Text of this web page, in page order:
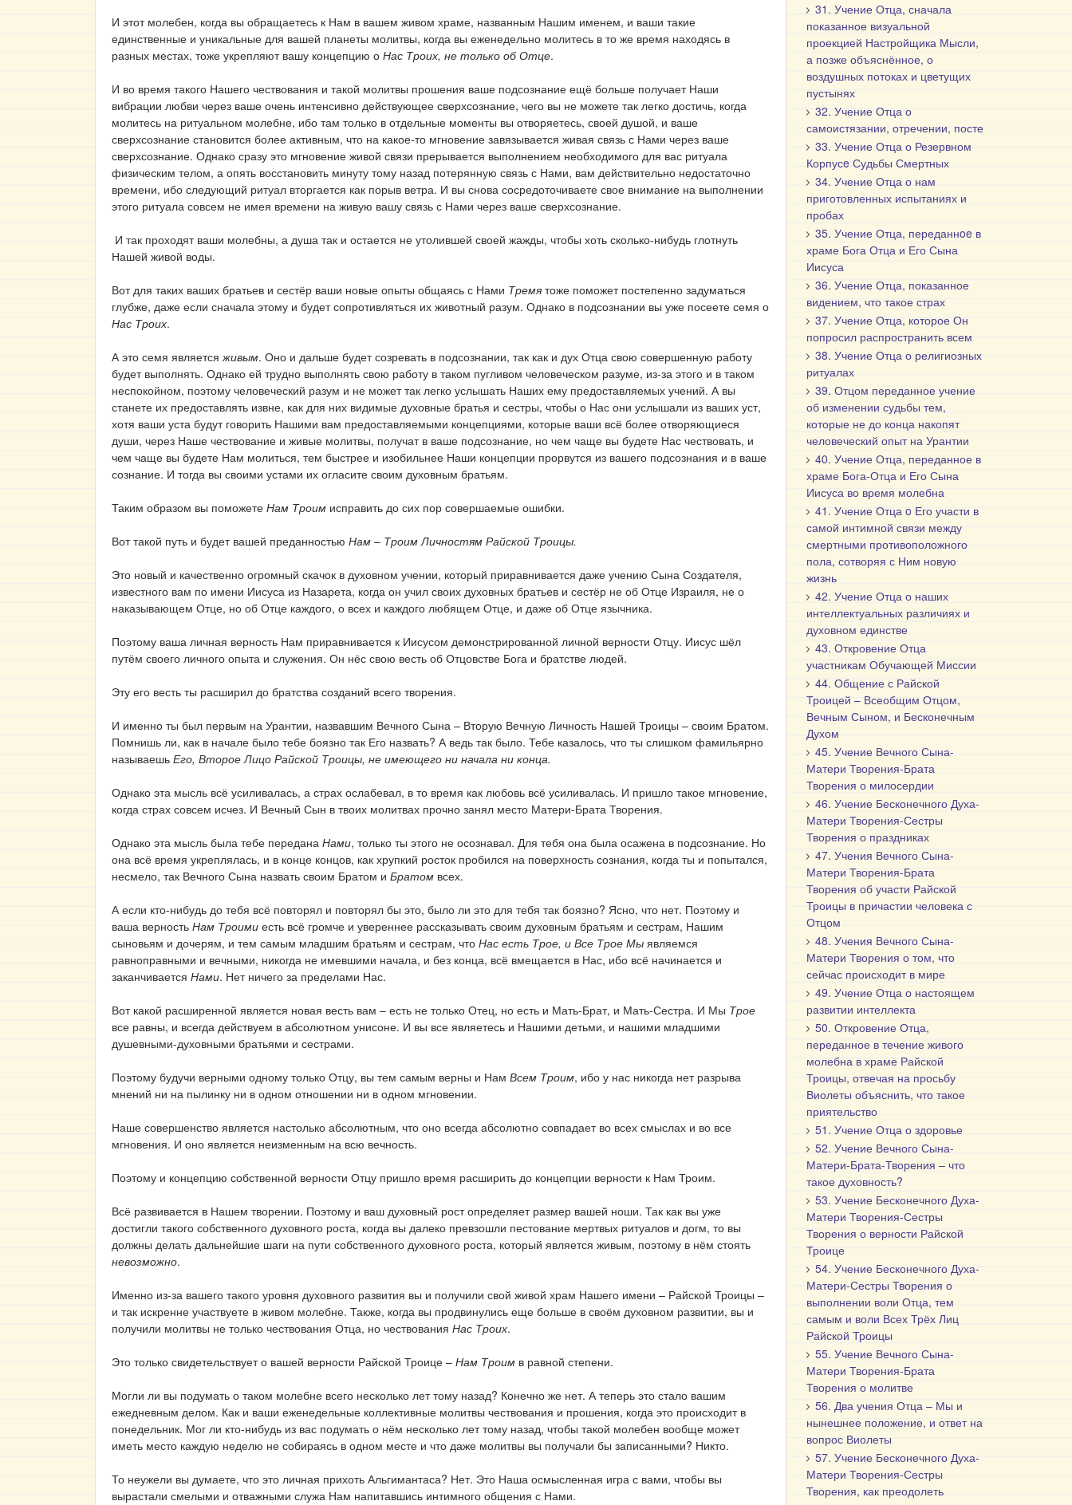
И этот молебен, когда вы обращаетесь к Нам в вашем живом храме, названным Нашим именем, и ваши такие
единственные и уникальные для вашей планеты молитвы, когда вы еженедельно молитесь в то же время находясь в
разных местах, тоже укрепляют вашу концепцию о Нас Троих, не только об Отце.
И во время такого Нашего чествования и такой молитвы прошения ваше подсознание ещё больше получает Наши
вибрации любви через ваше очень интенсивно действующее сверхсознание, чего вы не можете так легко достичь, когда
молитесь на ритуальном молебне, ибо там только в отдельные моменты вы отворяетесь, своей душой, и ваше
сверхсознание становится более активным, что на какое-то мгновение завязывается живая связь с Нами через ваше
сверхсознание. Однако сразу это мгновение живой связи прерывается выполнением необходимого для вас ритуала
физическим телом, а опять восстановить минуту тому назад потерянную связь с Нами, вам действительно недостаточно
времени, ибо следующий ритуал вторгается как порыв ветра. И вы снова сосредоточиваете свое внимание на выполнении
этого ритуала совсем не имея времени на живую вашу связь с Нами через ваше сверхсознание.
И так проходят ваши молебны, а душа так и остается не утолившей своей жажды, чтобы хоть сколько-нибудь глотнуть
Нашей живой воды.
Вот для таких ваших братьев и сестёр ваши новые опыты общаясь с Нами Тремя тоже поможет постепенно задуматься
глубже, даже если сначала этому и будет сопротивляться их животный разум. Однако в подсознании вы уже посеете семя о
Нас Троих.
А это семя являетсяживым. Оно и дальше будет созревать в подсознании, так как и дух Отца свою совершенную работу
будет выполнять. Однако ей трудно выполнять свою работу в таком пугливом человеческом разуме, из-за этого и в таком
неспокойном, поэтому человеческий разум и не может так легко услышать Наших ему предоставляемых учений. А вы
станете их предоставлять извне, как для них видимые духовные братья и сестры, чтобы о Нас они услышали из ваших уст,
хотя ваши уста будут говорить Нашими вам предоставляемыми концепциями, которые ваши всё более отворяющиеся
души, через Наше чествование и живые молитвы, получат в ваше подсознание, но чем чаще вы будете Нас чествовать, и
чем чаще вы будете Нам молиться, тем быстрее и изобильнее Наши концепции прорвутся из вашего подсознания и в ваше
сознание. И тогда вы своими устами их огласите своим духовным братьям.
Таким образом вы поможете Нам Троим исправить до сих пор совершаемые ошибки.
Вот такой путь и будет вашей преданностью Нам – Троим Личностям Райской Троицы.
Это новый и качественно огромный скачок в духовном учении, который приравнивается даже учению Сына Создателя,
известного вам по имени Иисуса из Назарета, когда он учил своих духовных братьев и сестёр не об Отце Израиля, не о
наказывающем Отце, но об Отце каждого, о всех и каждого любящем Отце, и даже об Отце язычника.
Поэтому ваша личная верность Нам приравнивается к Иисусом демонстрированной личной верности Отцу. Иисус шёл
путём своего личного опыта и служения. Он нёс свою весть об Отцовстве Бога и братстве людей.
Эту его весть ты расширил до братства созданий всего творения.
И именно ты был первым на Урантии, назвавшим Вечного Сына – Вторую Вечную Личность Нашей Троицы – своим Братом.
Помнишь ли, как в начале было тебе боязно так Его назвать? А ведь так было. Тебе казалось, что ты слишком фамильярно
называешь Его, Второе Лицо Райской Троицы, не имеющего ни начала ни конца.
Однако эта мысль всё усиливалась, а страх ослабевал, в то время как любовь всё усиливалась. И пришло такое мгновение,
когда страх совсем исчез. И Вечный Сын в твоих молитвах прочно занял место Матери-Брата Творения.
Однако эта мысль была тебе передана Нами, только ты этого не осознавал. Для тебя она была осажена в подсознание. Но
она всё время укреплялась, и в конце концов, как хрупкий росток пробился на поверхность сознания, когда ты и попытался,
несмело, так Вечного Сына назвать своим Братом и Братом всех.
А если кто-нибудь до тебя всё повторял и повторял бы это, было ли это для тебя так боязно? Ясно, что нет. Поэтому и
ваша верность Нам Троими есть всё громче и увереннее рассказывать своим духовным братьям и сестрам, Нашим
сыновьям и дочерям, и тем самым младшим братьям и сестрам, что Нас есть Трое, и Все Трое Мы являемся
равноправными и вечными, никогда не имевшими начала, и без конца, всё вмещается в Нас, ибо всё начинается и
заканчивается Нами. Нет ничего за пределами Нас.
Вот какой расширенной является новая весть вам – есть не только Отец, но есть и Мать-Брат, и Мать-Сестра. И Мы Трое
все равны, и всегда действуем в абсолютном унисоне. И вы все являетесь и Нашими детьми, и нашими младшими
душевными-духовными братьями и сестрами.
Поэтому будучи верными одному только Отцу, вы тем самым верны и Нам Всем Троим, ибо у нас никогда нет разрыва
мнений ни на пылинку ни в одном отношении ни в одном мгновении.
Наше совершенство является настолько абсолютным, что оно всегда абсолютно совпадает во всех смыслах и во все
мгновения. И оно является неизменным на всю вечность.
Поэтому и концепцию собственной верности Отцу пришло время расширить до концепции верности к Нам Троим.
Всё развивается в Нашем творении. Поэтому и ваш духовный рост определяет размер вашей ноши. Так как вы уже
достигли такого собственного духовного роста, когда вы далеко превзошли пестование мертвых ритуалов и догм, то вы
должны делать дальнейшие шаги на пути собственного духовного роста, который является живым, поэтому в нём стоять
невозможно.
Именно из-за вашего такого уровня духовного развития вы и получили свой живой храм Нашего имени – Райской Троицы –
и так искренне участвуете в живом молебне. Также, когда вы продвинулись еще больше в своём духовном развитии, вы и
получили молитвы не только чествования Отца, но чествования Нас Троих.
Это только свидетельствует о вашей верности Райской Троице – Нам Троим в равной степени.
Могли ли вы подумать о таком молебне всего несколько лет тому назад? Конечно же нет. А теперь это стало вашим
ежедневным делом. Как и ваши еженедельные коллективные молитвы чествования и прошения, когда это происходит в
понедельник. Мог ли кто-нибудь из вас подумать о нём несколько лет тому назад, чтобы такой молебен вообще может
иметь место каждую неделю не собираясь в одном месте и что даже молитвы вы получали бы записанными? Никто.
То неужели вы думаете, что это личная прихоть Альгимантаса? Нет. Это Наша осмысленная игра с вами, чтобы вы
вырастали смелыми и отважными служа Нам напитавшись интимного общения с Нами.
31. Учение Отца, сначала
показанное визуальной
проекцией Настройщика Мысли,
а позже объяснённое, о
воздушных потоках и цветущих
пустынях
32. Учение Отца о
самоистязании, отречении, посте
33. Учение Отца о Резервном
Корпусe Судьбы Смертных
34. Учение Отца о нам
приготовленных испытаниях и
пробах
35. Учение Отца, переданнoe в
храме Бога Отца и Его Сына
Иисуса
36. Учение Отца, показанное
видением, что такое страх
37. Учение Отца, которое Он
попросил распространить всем
38. Учение Отца о религиозных
ритуалах
39. Отцом переданное учение
об изменении судьбы тем,
которые не до конца накопят
человеческий опыт на Урантии
40. Учение Отца, переданное в
храме Бога-Отца и Его Сына
Иисуса во время молебна
41. Учение Отца o Его участи в
самой интимной связи между
смертными противоположного
пола, сотворяя с Ним новую
жизнь
42. Учение Отца о наших
интеллектуальных различиях и
духовном единстве
43. Откровение Отца
участникам Обучающей Миссии
44. Общение с Райской
Троицей – Всеобщим Отцом,
Вечным Сыном, и Бесконечным
Духом
45. Учение Вечного Сына-
Матери Творения-Брата
Творения о милосердии
46. Учение Бесконечного Духа-
Матери Творения-Сестры
Творения о праздниках
47. Учения Вечного Сына-
Матери Творения-Брата
Творения об участи Райской
Троицы в причастии человека с
Отцом
48. Учения Вечного Сына-
Матери Творения о том, что
сейчас происходит в мире
49. Учение Отца о настоящем
развитии интеллекта
50. Откровение Отца,
переданное в течение живого
молебна в храме Райской
Троицы, отвечая на просьбу
Виолеты объяснить, что такое
приятельство
51. Учение Отца о здоровье
52. Учение Вечного Сына-
Матери-Брата-Творения – что
такое духовность?
53. Учение Бесконечного Духа-
Матери Творения-Сестры
Творения о верности Райской
Троице
54. Учение Бесконечного Духа-
Матери-Сестры Творения о
выполнении воли Отца, тем
самым и воли Всех Трёх Лиц
Райской Троицы
55. Учение Вечного Сына-
Матери Творения-Брата
Творения о молитве
56. Два учения Отца – Мы и
нынешнее положение, и ответ на
вопрос Виолеты
57. Учение Бесконечного Духа-
Матери Творения-Сестры
Творения, как преодолеть